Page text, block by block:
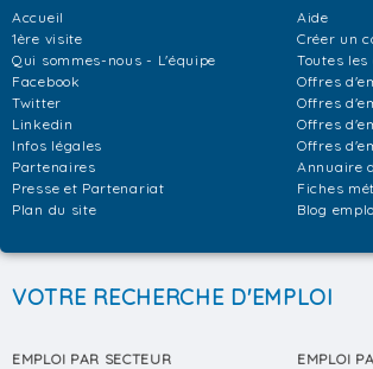
Accueil
1ère visite
Qui sommes-nous - L'équipe
Facebook
Twitter
Linkedin
Infos légales
Partenaires
Presse et Partenariat
Plan du site
Aide
Créer un
Toutes
Offres
Offres
Offres
Offres
Annuaire
Fiches
Blog
VOTRE RECHERCHE D'EMPLOI
EMPLOI PAR SECTEUR
EMPLOI